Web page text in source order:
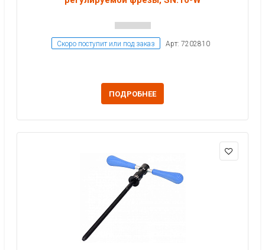
Скоро поступит или под заказ Арт: 7202810
ПОДРОБНЕЕ